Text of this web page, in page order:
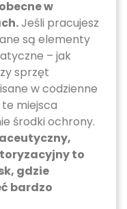
w
Jeśli pracujesz
są elementy
– jak
sprzęt
w codzienne
miejsca
środki ochrony.
to
gdzie
bardzo